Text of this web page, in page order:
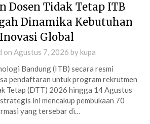
Dosen Tidak Tetap ITB
Dinamika Kebutuhan
Inovasi Global
on Agustus 7, 2026 bykupa
Bandung (ITB) secara resmi
pendaftaran untuk program rekrutmen
Tetap (DTT) 2026 hingga 14 Agustus
ini mencakup pembukaan 70
yang tersebar di…